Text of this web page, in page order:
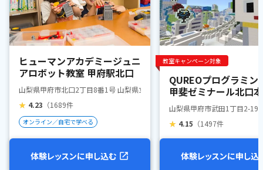
ヒューマンアカデミージュニ
アロボット教室 甲府駅北口
山梨県甲府市北口2丁目8番1号 山梨県立図書館内
★ 4.23 （1689件
オンライン／自宅で学べる
体験レッスンに申し込む
教室キャンペーン対象
QUREOプログラミン
甲斐ゼミナール北口
山梨県甲府市武田1丁目2-19
★ 4.15 （1497件
体験レッスンに申し込